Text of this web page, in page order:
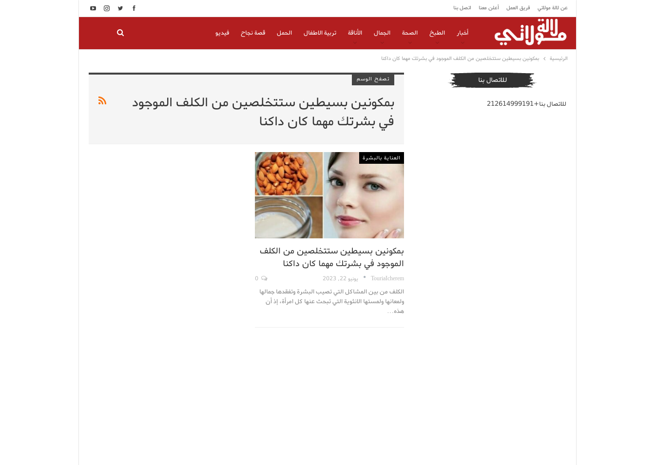
عن لالة مولاتي فريق العمل أعلن معنا اتصل بنا
أخبار الطبخ الصحة الجمال الأناقة تربية الاطفال الحمل قصة نجاح فيديو
الرئيسية بمكونين بسيطين ستتخلصين من الكلف الموجود في بشرتك مهما كان داكنا
تصفح الوسم
بمكونين بسيطين ستتخلصين من الكلف الموجود
في بشرتك مهما كان داكنا
العناية بالبشرة
بمكونين بسيطين ستتخلصين من الكلف
الموجود في بشرتك مهما كان داكنا
TouriaIcherem يونيو 22, 2023
الكلف من بين المشاكل التي تصيب البشرة وتفقدها جمالها
ولمعانها ولمستها الانثوية التي تبحث عنها كل امرأة، إذ أن
هذه…
للاتصال بنا
للاتصال بنا+212614999191